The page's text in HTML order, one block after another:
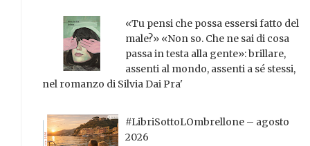
«Tu pensi che possa essersi fatto del
male?» «Non so. Che ne sai di cosa
passa in testa alla gente»: brillare,
assenti al mondo, assenti a sé stessi,
nel romanzo di Silvia Dai Pra'
#LibriSottoLOmbrellone – agosto
2026